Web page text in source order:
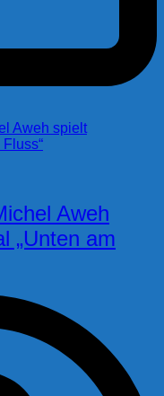
Aweh
„Unten am